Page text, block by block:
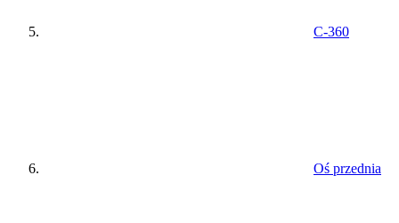
C-360
Oś przednia